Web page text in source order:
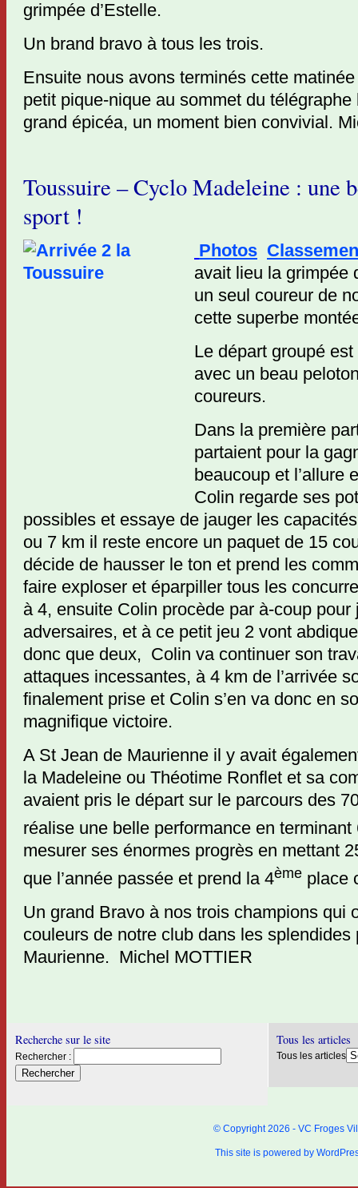
grimpée d’Estelle.
Un brand bravo à tous les trois.
Ensuite nous avons terminés cette
petit pique-nique au sommet du télégraphe
grand épicéa, un moment bien convivial.
Toussuire – Cyclo Madeleine : une
sport !
Photos
avait lieu la grimpée
un seul coureur de
cette superbe
Le départ groupé
avec un beau
coureurs.
Dans la première
partaient pour la
beaucoup et l’allure
Colin regarde ses
possibles et essaye de jauger les
ou 7 km il reste encore un paquet de 15
décide de hausser le ton et prend les
faire exploser et éparpiller tous les
à 4, ensuite Colin procède par à-coup pour
adversaires, et à ce petit jeu 2 vont
donc que deux, Colin va continuer son
attaques incessantes, à 4 km de l’arrivée
finalement prise et Colin s’en va donc en
magnifique victoire.
A St Jean de Maurienne il y avait
la Madeleine ou Théotime Ronflet et sa
avaient pris le départ sur le parcours des
réalise une belle performance en terminant
mesurer ses énormes progrès en mettant
que l’année passée et prend la 4ème place
Un grand Bravo à nos trois champions qui
couleurs de notre club dans les splendides
Maurienne. Michel MOTTIER
Recherche sur le site
Rechercher :
Tous les articles
Tous les articles
© Copyright 2026 - VC Froges
This site is powered by